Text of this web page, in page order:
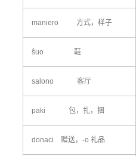
maniero 方式，样子
ŝuo 鞋
salono 客厅
paki 包，扎，捆
donaci 赠送，-o 礼品